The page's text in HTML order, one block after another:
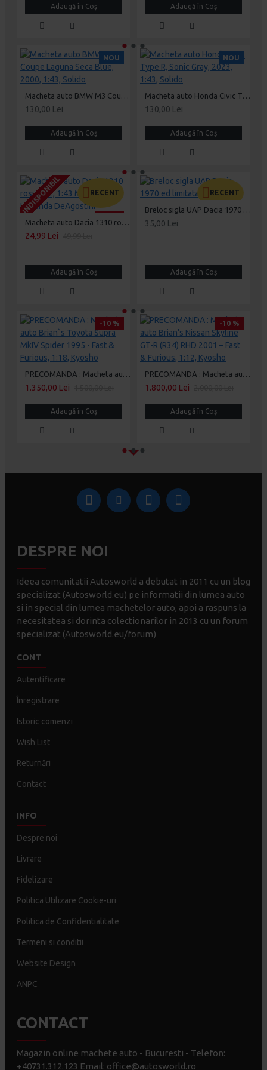
Adaugă în Coş Adaugă în Coş
NOU
Macheta auto BMW M3 Coupe Laguna Seca Blue, 2000, 1:43, Solido
130,00 Lei
Adaugă în Coş
NOU
Macheta auto Honda Civic Type R, Sonic Gray, 2023, 1:43, Solido
130,00 Lei
Adaugă în Coş
RECENT
INDISPONIBIL
INDISPONIBIL
INDISPONIBIL
Macheta auto Dacia 1310 rosu Nr.1, 1:43 Masini de Legenda DeAgostini
24,99 Lei
Adaugă în Coş
RECENT
Breloc sigla UAP Dacia 1970 ed limitata, ASW
35,00 Lei
Adaugă în Coş
-10 %
PRECOMANDA : Macheta auto Brian`s Toyota Supra MkIV Spider 1995 - Fast & Furious, 1:18, Kyosho
1.350,00 Lei
Adaugă în Coş
-10 %
PRECOMANDA : Macheta auto Brian’s Nissan Skyline GT-R (R34) RHD 2001 – Fast & Furious, 1:12, Kyosho
1.800,00 Lei
Adaugă în Coş
DESPRE NOI
Ideea comunitatii Autosworld a debutat in 2011 cu un blog
specializat (Autosworld.eu) pe informatii din lumea auto
si in special din lumea machetelor auto, apoi a raspuns la
necesitatea si dorinta colectionarilor in 2013 cu un forum
specializat (Autosworld.eu/forum)
CONT
Autentificare
Înregistrare
Istoric comenzi
Wish List
Returnări
Contact
INFO
Despre noi
Livrare
Fidelizare
Politica Utilizare Cookie-uri
Politica de Confidentialitate
Termeni si conditii
Website Design
ANPC
CONTACT
Magazin online machete auto - Bucuresti - Telefon:
+40731.312.123 Email: office@autosworld.ro